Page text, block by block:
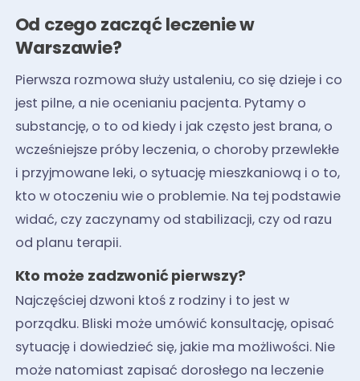
Od czego zacząć leczenie w
Warszawie?
Pierwsza rozmowa służy ustaleniu, co się dzieje i co
jest pilne, a nie ocenianiu pacjenta. Pytamy o
substancję, o to od kiedy i jak często jest brana, o
wcześniejsze próby leczenia, o choroby przewlekłe
i przyjmowane leki, o sytuację mieszkaniową i o to,
kto w otoczeniu wie o problemie. Na tej podstawie
widać, czy zaczynamy od stabilizacji, czy od razu
od planu terapii.
Kto może zadzwonić pierwszy?
Najczęściej dzwoni ktoś z rodziny i to jest w
porządku. Bliski może umówić konsultację, opisać
sytuację i dowiedzieć się, jakie ma możliwości. Nie
może natomiast zapisać dorosłego na leczenie